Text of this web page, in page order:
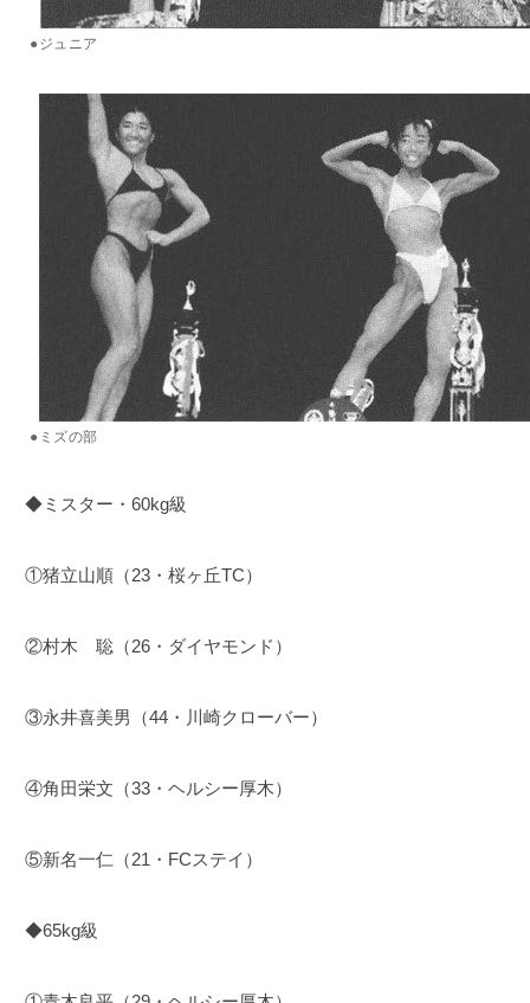
●ジュニア
●ミズの部
◆ミスター・60kg級
①猪立山順（23・桜ヶ丘TC）
②村木 聡（26・ダイヤモンド）
③永井喜美男（44・川崎クローバー）
④角田栄文（33・ヘルシー厚木）
⑤新名一仁（21・FCステイ）
◆65kg級